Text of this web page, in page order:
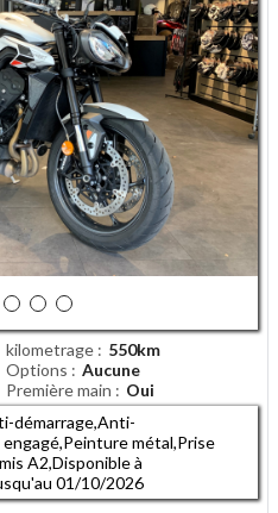
kilometrage
550km
Options
Aucune
Première main
Oui
démarrage,Anti-
métal,Prise
A2,Disponible à
01/10/2026